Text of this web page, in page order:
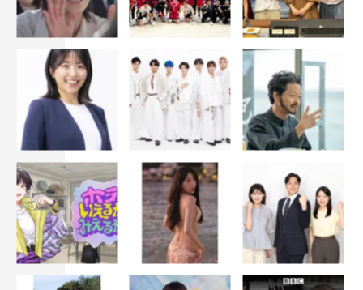
そんな家族に藤木直人さんをお迎えできることになりまし
た！これから旅の魅力を存分に味わっていただきたいで
す。惹き込まれるような人柄と爽やかな笑顔が印象的です
が、藤木さんはどんな新たな一面を見せてくれるのか？期
待せずにはいられません！
番組情報
『朝だ！生です旅サラダ』
ABCテレビ・テレビ朝日系
毎週土曜 午前8時～9時30分
＜出演者＞
2025年4月5日（土）～